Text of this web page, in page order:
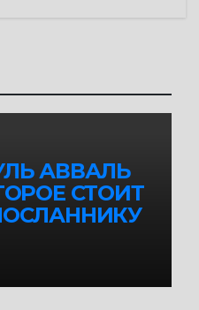
АВВАЛЬ
СТОИТ